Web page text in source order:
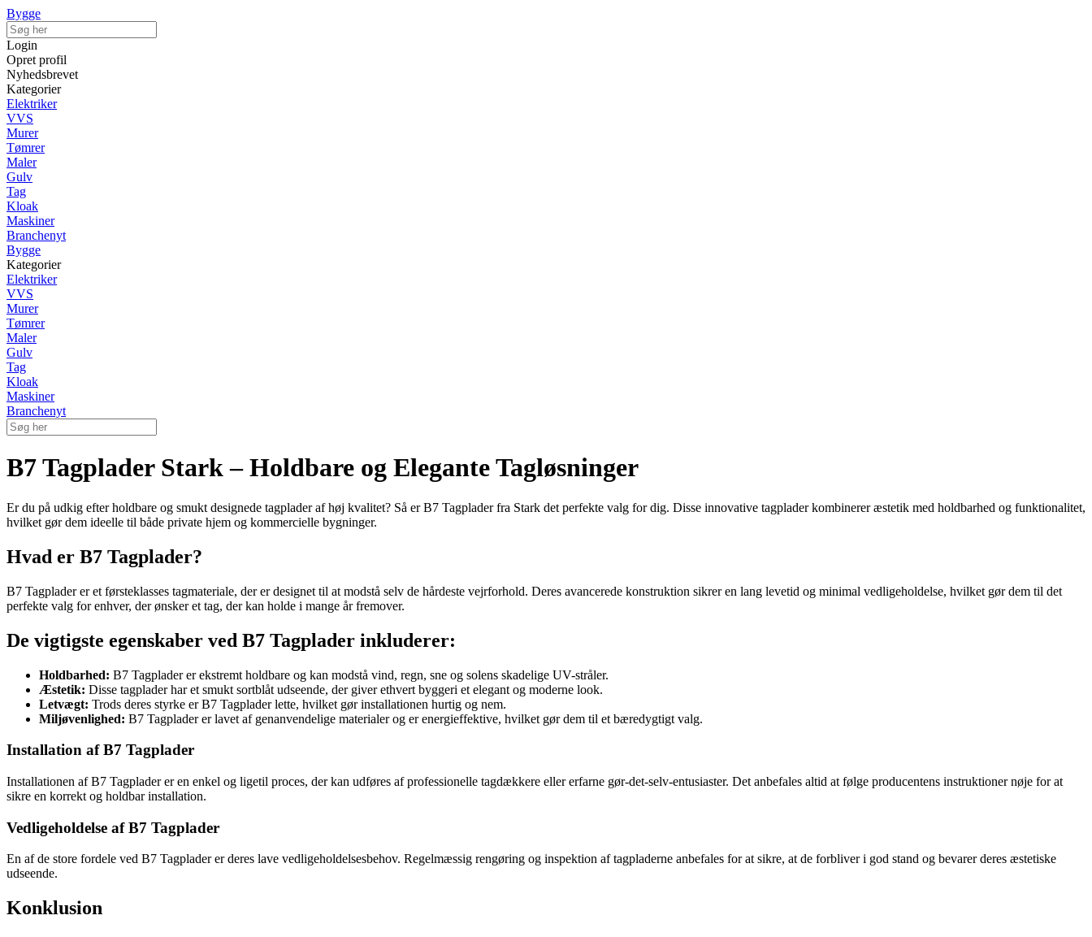
Bygge
Login
Opret profil
Nyhedsbrevet
Kategorier
Elektriker
VVS
Murer
Tømrer
Maler
Gulv
Tag
Kloak
Maskiner
Branchenyt
Bygge
Kategorier
Elektriker
VVS
Murer
Tømrer
Maler
Gulv
Tag
Kloak
Maskiner
Branchenyt
B7 Tagplader Stark – Holdbare og Elegante Tagløsninger
Er du på udkig efter holdbare og smukt designede tagplader af høj kvalitet? Så er B7 Tagplader fra Stark det perfekte valg for dig. Disse innovative tagplader kombinerer æstetik med holdbarhed og funktionalitet,
hvilket gør dem ideelle til både private hjem og kommercielle bygninger.
Hvad er B7 Tagplader?
B7 Tagplader er et førsteklasses tagmateriale, der er designet til at modstå selv de hårdeste vejrforhold. Deres avancerede konstruktion sikrer en lang levetid og minimal vedligeholdelse, hvilket gør dem til det
perfekte valg for enhver, der ønsker et tag, der kan holde i mange år fremover.
De vigtigste egenskaber ved B7 Tagplader inkluderer:
Holdbarhed: B7 Tagplader er ekstremt holdbare og kan modstå vind, regn, sne og solens skadelige UV-stråler.
Æstetik: Disse tagplader har et smukt sortblåt udseende, der giver ethvert byggeri et elegant og moderne look.
Letvægt: Trods deres styrke er B7 Tagplader lette, hvilket gør installationen hurtig og nem.
Miljøvenlighed: B7 Tagplader er lavet af genanvendelige materialer og er energieffektive, hvilket gør dem til et bæredygtigt valg.
Installation af B7 Tagplader
Installationen af B7 Tagplader er en enkel og ligetil proces, der kan udføres af professionelle tagdækkere eller erfarne gør-det-selv-entusiaster. Det anbefales altid at følge producentens instruktioner nøje for at
sikre en korrekt og holdbar installation.
Vedligeholdelse af B7 Tagplader
En af de store fordele ved B7 Tagplader er deres lave vedligeholdelsesbehov. Regelmæssig rengøring og inspektion af tagpladerne anbefales for at sikre, at de forbliver i god stand og bevarer deres æstetiske
udseende.
Konklusion